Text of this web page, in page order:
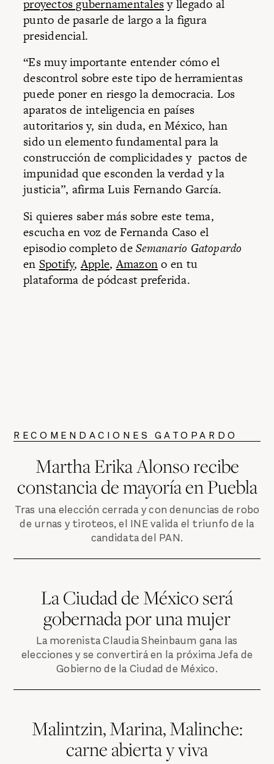
proyectos gubernamentalesy llegado al
punto de pasarle de largo a la figura
presidencial.
“Es muy importante entender cómo el
descontrol sobre este tipo de herramientas
puede poner en riesgo la democracia. Los
aparatos de inteligencia en países
autoritarios y, sin duda, en México, han
sido un elemento fundamental para la
construcción de complicidades y pactos de
impunidad que esconden la verdad y la
justicia”, afirma Luis Fernando García.
Si quieres saber más sobre este tema,
escucha en voz de Fernanda Caso el
episodio completo deSemanario Gatopardo
en Spotify,Apple,Amazono en tu
plataforma de pódcast preferida.
RECOMENDACIONES GATOPARDO
Martha Erika Alonso recibe
constancia de mayoría en Puebla
Tras una elección cerrada y con denuncias de robo
de urnas y tiroteos, el INE valida el triunfo de la
candidata del PAN.
La Ciudad de México será
gobernada por una mujer
La morenista Claudia Sheinbaum gana las
elecciones y se convertirá en la próxima Jefa de
Gobierno de la Ciudad de México.
Malintzin, Marina, Malinche:
carne abierta y viva